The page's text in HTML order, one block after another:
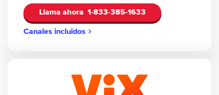
Llama ahora 1-833-385-1633
Canales incluidos